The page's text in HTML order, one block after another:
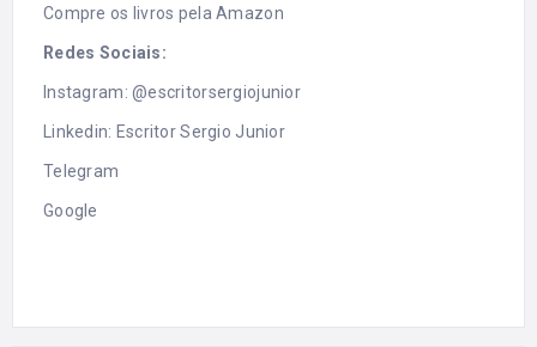
Compre os livros pela Amazon
Redes Sociais:
Instagram:@escritorsergiojunior
Linkedin: Escritor Sergio Junior
Telegram
Google